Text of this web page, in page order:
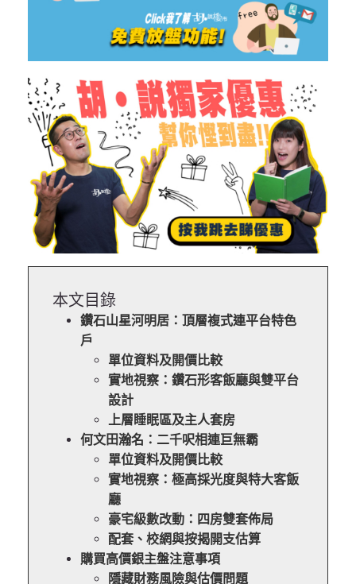
本文目錄
鑽石山星河明居：頂層複式連平台特色
戶
單位資料及開價比較
實地視察：鑽石形客飯廳與雙平台
設計
上層睡眠區及主人套房
何文田瀚名：二千呎相連巨無霸
單位資料及開價比較
實地視察：極高採光度與特大客飯
廳
豪宅級數改動：四房雙套佈局
配套、校網與按揭開支估算
購買高價銀主盤注意事項
隱藏財務風險與估價問題